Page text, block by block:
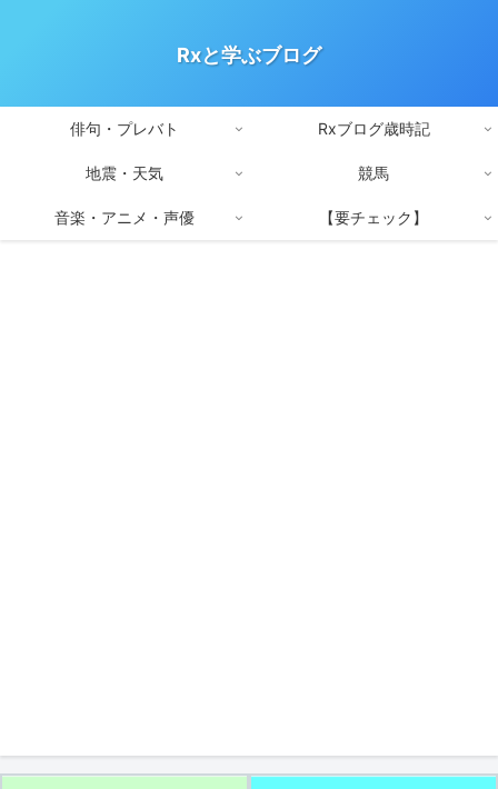
Rxと学ぶブログ
俳句・プレバト Rxブログ歳時記
地震・天気 競馬
音楽・アニメ・声優 【要チェック】